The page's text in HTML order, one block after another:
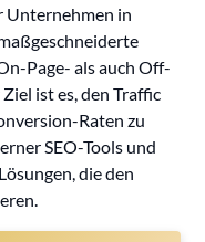
Unternehmen in
Page- als auch Off-
ist es, den Traffic
Raten zu
SEO-Tools und
die den